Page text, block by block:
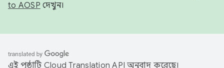
to AOSP দেখুন।
এই পৃষ্ঠাটি Cloud Translation API অনুবাদ করেছে।